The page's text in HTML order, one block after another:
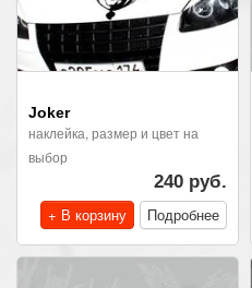
Joker
наклейка, размер и цвет на
выбор
240 руб.
+ В корзину
Подробнее